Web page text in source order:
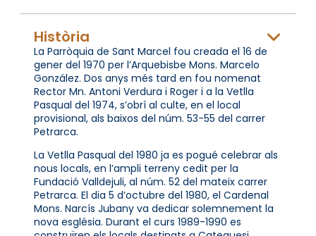
Història
La Parròquia de Sant Marcel fou creada el 16 de
gener del 1970 per l’Arquebisbe Mons. Marcelo
González. Dos anys més tard en fou nomenat
Rector Mn. Antoni Verdura i Roger i a la Vetlla
Pasqual del 1974, s’obrí al culte, en el local
provisional, als baixos del núm. 53-55 del carrer
Petrarca.
La Vetlla Pasqual del 1980 ja es pogué celebrar als
nous locals, en l’ampli terreny cedit per la
Fundació Valldejuli, al núm. 52 del mateix carrer
Petrarca. El dia 5 d’octubre del 1980, el Cardenal
Mons. Narcís Jubany va dedicar solemnement la
nova església. Durant el curs 1989-1990 es